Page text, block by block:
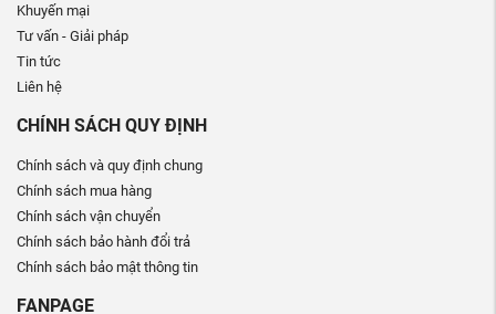
Khuyến mại
Tư vấn - Giải pháp
Tin tức
Liên hệ
CHÍNH SÁCH QUY ĐỊNH
Chính sách và quy định chung
Chính sách mua hàng
Chính sách vận chuyển
Chính sách bảo hành đổi trả
Chính sách bảo mật thông tin
FANPAGE